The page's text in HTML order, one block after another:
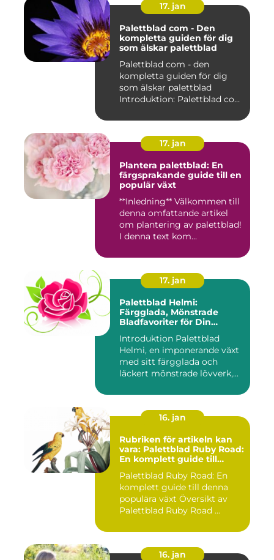
17. jan
Palettblad com - Den
kompletta guiden för dig
som älskar palettblad
Palettblad com - den
kompletta guiden för dig
som älskar palettblad
Introduktion: Palettblad com
17. jan
Plantera palettblad: En
färgsprakande guide till en
populär växt
**Inledning** Välkommen till
denna omfattande artikel
om plantering av palettblad!
I denna text kom...
17. jan
Palettblad Helmi:
Färgglada, Mönstrade
Bladfavoriter för Din
Introduktion Palettblad
Helmi, en imponerande växt
med sitt färgglada och
läckert mönstrade lövverk,...
16. jan
Rubriken för artikeln kan
vara: Palettblad Ruby Road:
En komplett guide till
Palettblad Ruby Road: En
komplett guide till denna
populära växt Översikt av
Palettblad Ruby Road ...
16. jan